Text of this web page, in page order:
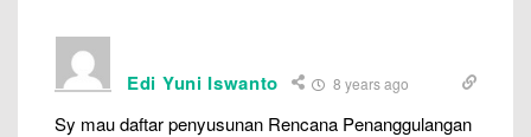
Edi Yuni Iswanto 8 years ago
Sy mau daftar penyusunan Rencana Penanggulangan